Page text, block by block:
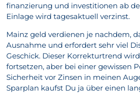
finanzierung und investitionen ab
Einlage wird tagesaktuell verzinst.
Mainz geld verdienen je nachdem,
Ausnahme und erfordert sehr viel
Geschick. Dieser Korrekturtrend
fortsetzen, aber bei einer gewissen
Sicherheit vor Zinsen in meinen
Sparplan kaufst Du ja über einen